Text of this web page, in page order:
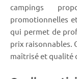
campings
promotionnelles
qui permet de
prix raisonnables.
maîtrisé et qualité